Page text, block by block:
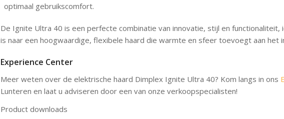
optimaal gebruikscomfort.
De Ignite Ultra 40 is een perfecte combinatie van innovatie, stijl en functionaliteit,
is naar een hoogwaardige, flexibele haard die warmte en sfeer toevoegt aan het
Experience Center
Meer weten over de elektrische haard Dimplex Ignite Ultra 40? Kom langs in ons
Lunteren en laat u adviseren door een van onze verkoopspecialisten!
Product downloads